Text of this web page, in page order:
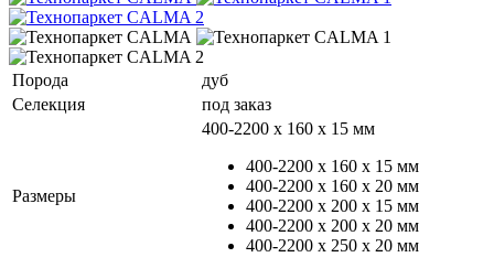
Порода
дуб
Селекция
под заказ
Размеры
400-2200 х 160 х 15 мм
400-2200 х 160 х 15 мм
400-2200 х 160 х 20 мм
400-2200 х 200 х 15 мм
400-2200 х 200 х 20 мм
400-2200 х 250 х 20 мм